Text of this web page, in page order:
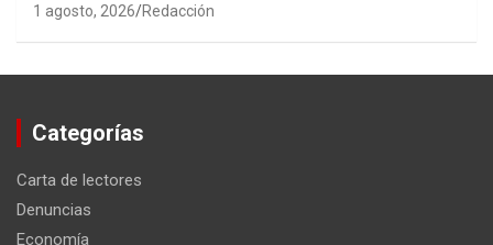
1 agosto, 2026 Redacción
Categorías
Carta de lectores
Denuncias
Economía